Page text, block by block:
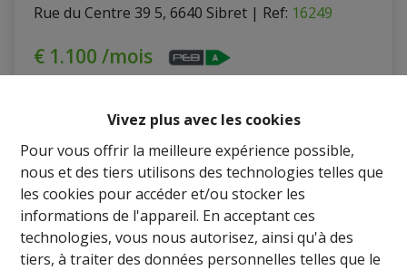
Vivez plus avec les cookies
Pour vous offrir la meilleure expérience possible,
nous et des tiers utilisons des technologies telles que
les cookies pour accéder et/ou stocker les
informations de l'appareil. En acceptant ces
technologies, vous nous autorisez, ainsi qu'à des
tiers, à traiter des données personnelles telles que le
Rue du Centre 39 5, 6640 Sibret | Ref: 16249
€ 1.100 /mois
150 m²